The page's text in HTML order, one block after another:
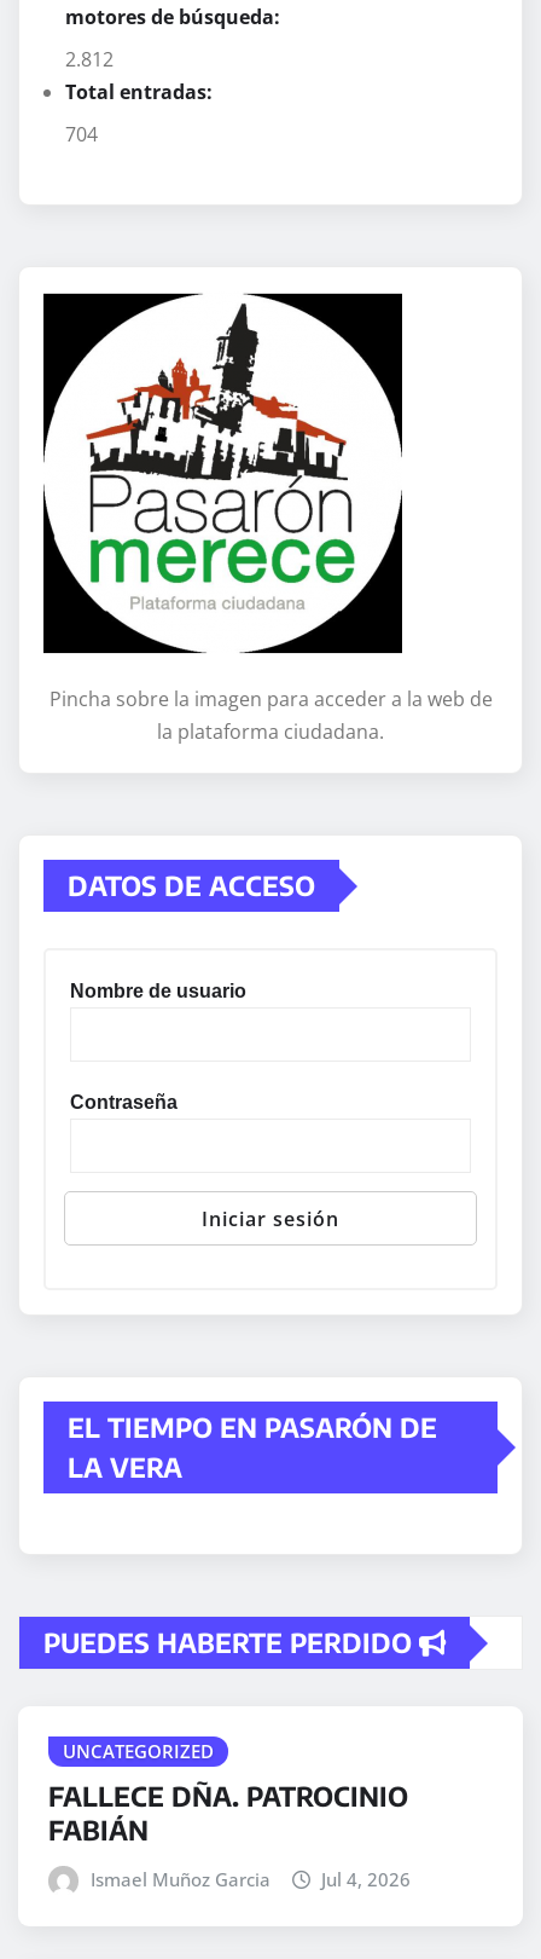
motores de búsqueda:
2.812
Total entradas:
704
Pincha sobre la imagen para acceder a la web de
la plataforma ciudadana.
DATOS DE ACCESO
Nombre de usuario
Contraseña
EL TIEMPO EN PASARÓN DE
LA VERA
PUEDES HABERTE PERDIDO
UNCATEGORIZED
FALLECE DÑA. PATROCINIO
FABIÁN
Ismael Muñoz Garcia Jul 4, 2026